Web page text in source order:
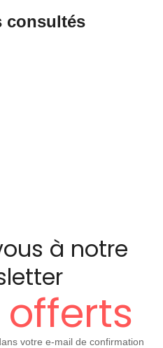
consultés
à notre
offerts
votre e-mail de confirmation